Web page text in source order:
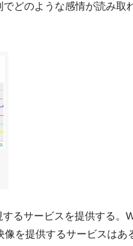
どのような感情が読み取
るサービスを提供する。
を提供するサービスはあ